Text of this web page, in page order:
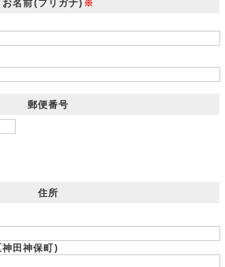
お名前(フリガナ) ※
郵便番号
住所
田神保町)